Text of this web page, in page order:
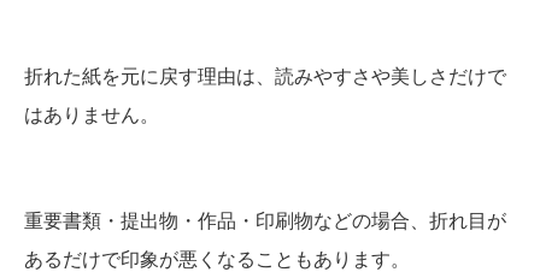
折れた紙を元に戻す理由は、読みやすさや美しさだけで
はありません。
重要書類・提出物・作品・印刷物などの場合、折れ目が
あるだけで印象が悪くなることもあります。